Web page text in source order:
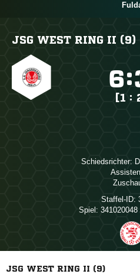
JSG WEST RING II (9)
:
[1 :
Schiedsrichter:
Staffel-ID:
Spiel:
JSG WEST RING II (9)